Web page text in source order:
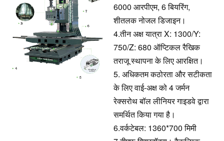
6000 आरपीएम, 6 बियरिंग,
शीतलक नोजल डिजाइन।
4.तीन अक्ष यात्रा X: 1300/Y:
750/Z: 680 ऑप्टिकल रैखिक
तराजू स्थापना के लिए आरक्षित।
5. अधिकतम कठोरता और सटीकता
के लिए वाई-अक्ष को 4 जर्मन
रेक्सरोथ बॉल लीनियर गाइडवे द्वारा
समर्थित किया गया है।
6.वर्कटेबल: 1360*700 मिमी